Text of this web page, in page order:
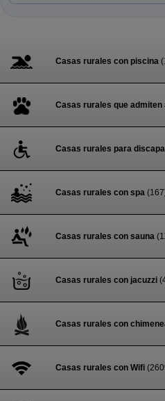
Casas rurales con piscina
Casas rurales que admiten
Casas rurales para
Casas rurales con spa
Casas rurales con sauna
Casas rurales con jacuzzi
Casas rurales con
Casas rurales con Wifi